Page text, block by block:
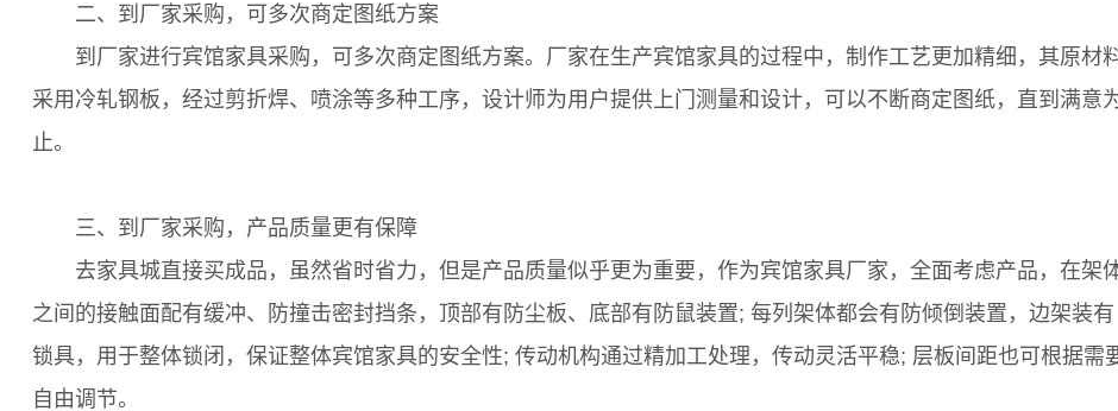
二、到厂家采购，可多次商定图纸方案
到厂家进行宾馆家具采购，可多次商定图纸方案。厂家在生产宾馆家具的过程中，制作工艺更加精细，其原材
采用冷轧钢板，经过剪折焊、喷涂等多种工序，设计师为用户提供上门测量和设计，可以不断商定图纸，直到满意
止。
三、到厂家采购，产品质量更有保障
去家具城直接买成品，虽然省时省力，但是产品质量似乎更为重要，作为宾馆家具厂家，全面考虑产品，在架
之间的接触面配有缓冲、防撞击密封挡条，顶部有防尘板、底部有防鼠装置; 每列架体都会有防倾倒装置，边架装有
锁具，用于整体锁闭，保证整体宾馆家具的安全性; 传动机构通过精加工处理，传动灵活平稳; 层板间距也可根据需
自由调节。